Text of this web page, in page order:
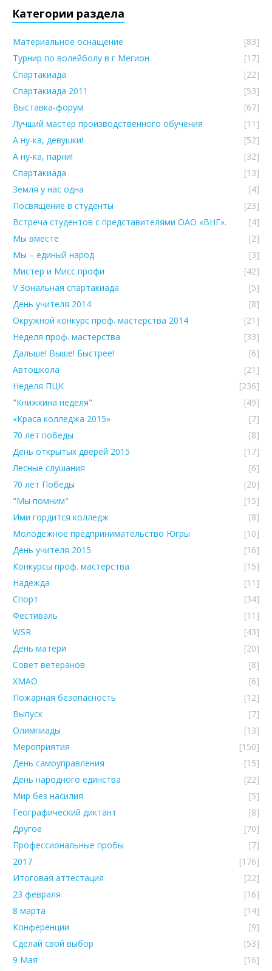
Категории раздела
Материальное оснащение
[83]
Турнир по волейболу в г Мегион
[17]
Спартакиада
[22]
Спартакиада 2011
[53]
Выставка-форум
[67]
Лучший мастер производственного обучения
[11]
А ну-ка, девушки!
[52]
А ну-ка, парни!
[32]
Спартакиада
[13]
Земля у нас одна
[4]
Посвящение в студенты
[23]
Встреча студентов с представителями ОАО «ВНГ».
[4]
Мы вместе
[2]
Мы – единый народ
[3]
Мистер и Мисс профи
[42]
V Зональная спартакиада
[5]
День учителя 2014
[8]
Окружной конкурс проф. мастерства 2014
[21]
Неделя проф. мастерства
[33]
Дальше! Выше! Быстрее!
[6]
Автошкола
[21]
Неделя ПЦК
[236]
"Книжкина неделя"
[49]
«Краса колледжа 2015»
[7]
70 лет победы
[8]
День открытых дверей 2015
[17]
Лесные слушания
[6]
70 лет Победы
[20]
"Мы помним"
[15]
Ими гордится колледж
[8]
Молодежное предпринимательство Югры
[10]
День учителя 2015
[16]
Конкурсы проф. мастерства
[15]
Надежда
[11]
Спорт
[34]
Фестиваль
[11]
WSR
[43]
День матери
[20]
Совет ветеранов
[8]
ХМАО
[6]
Пожарная безопасность
[12]
Выпуск
[7]
Олимпиады
[13]
Мероприятия
[150]
День самоуправления
[15]
День народного единства
[22]
Мир без насилия
[5]
Географический диктант
[8]
Другое
[70]
Профессиональные пробы
[7]
2017
[176]
Итоговая аттестация
[22]
23 февраля
[16]
8 марта
[14]
Конференции
[9]
Сделай свой выбор
[53]
9 Мая
[16]